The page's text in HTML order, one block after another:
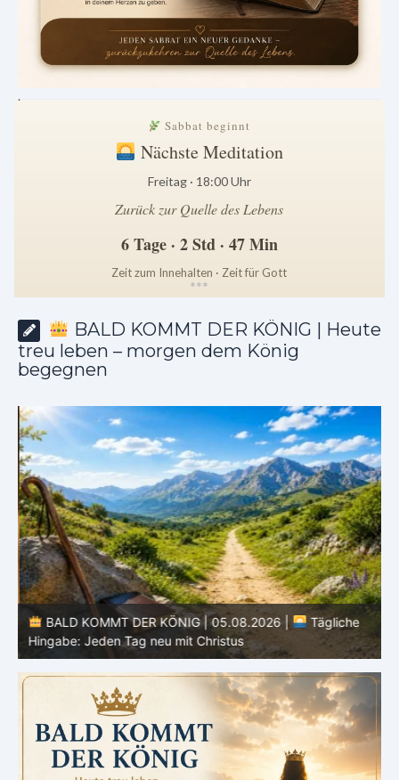
.
Sabbat beginnt
Nächste Meditation
Freitag · 18:00 Uhr
Zurück zur Quelle des Lebens
6 Tage · 2 Std · 47 Min
Zeit zum Innehalten · Zeit für Gott
***
BALD KOMMT DER KÖNIG | Heute
treu leben – morgen dem König
begegnen
BALD KOMMT DER KÖNIG | 05.08.2026 |
Tägliche
Hingabe: Jeden Tag neu mit Christus